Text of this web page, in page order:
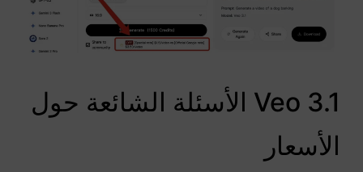
Veo 3.1 الأسئلة الشائعة حول
الأسعار